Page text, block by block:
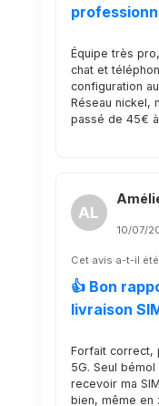
Équipe très
chat et
configuration
Réseau nickel,
passé de 45€
AL
10/07/
Cet avis a-t-il
👍 Bon
livraison
Forfait correct,
5G. Seul bémol
recevoir ma
bien, même en